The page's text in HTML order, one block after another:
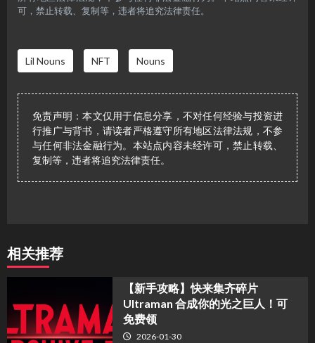
可，禁止转载、复制等，违者将追究法律责任。
Lil Nouns NFT Nouns
免责声明：本文仅用于信息分享，不对任何经验与投资进
行推广与背书，请读者严格遵守所有地区法律法规，不参
与任何非法金融行为。本站点内容未经许可，禁止转载、
复制等，违者将追究法律责任。
相关推荐
【新手攻略】快来集齐碎片
Ultraman 合成你的光之巨人！可
免费领
2026-01-30